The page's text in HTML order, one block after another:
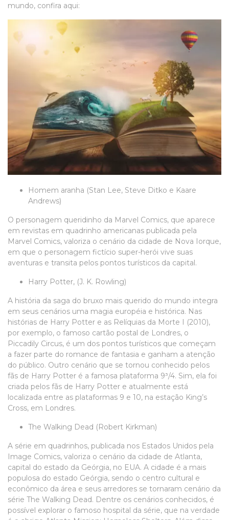
mundo, confira aqui:
Homem aranha (Stan Lee, Steve Ditko e Kaare
Andrews)
O personagem queridinho da Marvel Comics, que aparece
em revistas em quadrinho americanas publicada pela
Marvel Comics, valoriza o cenário da cidade de Nova Iorque,
em que o personagem fictício super-herói vive suas
aventuras e transita pelos pontos turísticos da capital.
Harry Potter, (J. K. Rowling)
A história da saga do bruxo mais querido do mundo integra
em seus cenários uma magia européia e histórica. Nas
histórias de Harry Potter e as Relíquias da Morte I (2010),
por exemplo, o famoso cartão postal de Londres, o
Piccadily Circus, é um dos pontos turísticos que começam
a fazer parte do romance de fantasia e ganham a atenção
do público. Outro cenário que se tornou conhecido pelos
fãs de Harry Potter é a famosa plataforma 9³/4. Sim, ela foi
criada pelos fãs de Harry Potter e atualmente está
localizada entre as plataformas 9 e 10, na estação King’s
Cross, em Londres.
The Walking Dead (Robert Kirkman)
A série em quadrinhos, publicada nos Estados Unidos pela
Image Comics, valoriza o cenário da cidade de Atlanta,
capital do estado da Geórgia, no EUA. A cidade é a mais
populosa do estado Geórgia, sendo o centro cultural e
econômico da área e seus arredores se tornaram cenário da
série The Walking Dead. Dentre os cenários conhecidos, é
possível explorar o famoso hospital da série, que na verdade